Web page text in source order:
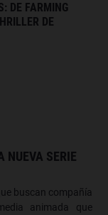
DE FARMING
DE
NUEVA SERIE
buscan compañía
animada que